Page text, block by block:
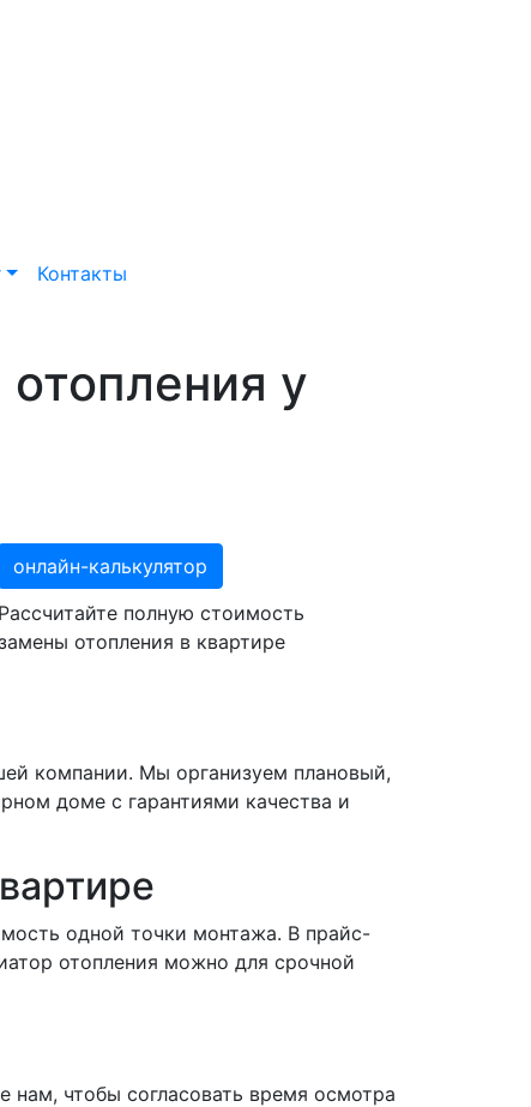
Контакты
у
онлайн-калькулятор
Рассчитайте полную стоимость
отопления в квартире
компании. Мы организуем плановый,
доме с гарантиями качества и
одной точки монтажа. В прайс-
отопления можно для срочной
нам, чтобы согласовать время осмотра